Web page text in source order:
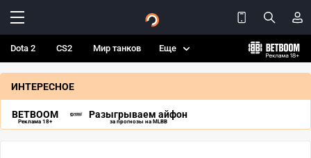
Dota 2 CS2 Мир танков Еще
ИНТЕРЕСНОЕ
BETBOOM
Реклама 18+
Разыгрываем айфон
за прогнозы на MLBB